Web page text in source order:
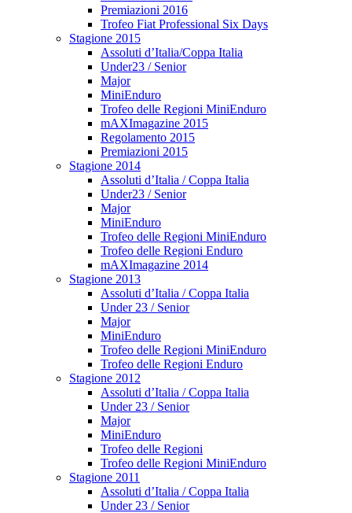
Premiazioni 2016
Trofeo Fiat Professional Six Days
Stagione 2015
Assoluti d’Italia/Coppa Italia
Under23 / Senior
Major
MiniEnduro
Trofeo delle Regioni MiniEnduro
mAXImagazine 2015
Regolamento 2015
Premiazioni 2015
Stagione 2014
Assoluti d’Italia / Coppa Italia
Under23 / Senior
Major
MiniEnduro
Trofeo delle Regioni MiniEnduro
Trofeo delle Regioni Enduro
mAXImagazine 2014
Stagione 2013
Assoluti d’Italia / Coppa Italia
Under 23 / Senior
Major
MiniEnduro
Trofeo delle Regioni MiniEnduro
Trofeo delle Regioni Enduro
Stagione 2012
Assoluti d’Italia / Coppa Italia
Under 23 / Senior
Major
MiniEnduro
Trofeo delle Regioni
Trofeo delle Regioni MiniEnduro
Stagione 2011
Assoluti d’Italia / Coppa Italia
Under 23 / Senior